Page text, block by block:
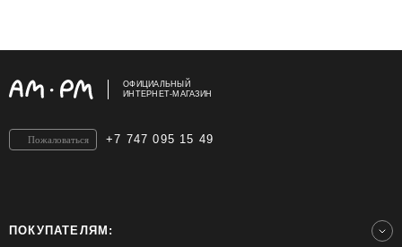
ОФИЦИАЛЬНЫЙ
ИНТЕРНЕТ-МАГАЗИН
+7 747 095 15 49
Пожаловаться
ПОКУПАТЕЛЯМ: